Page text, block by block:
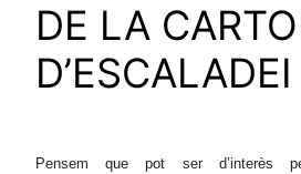
DE LA
D’ESCALADEI
Pensem que pot ser d’interès